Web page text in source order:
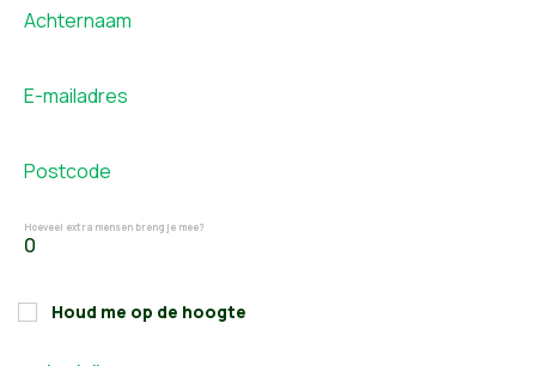
Achternaam
E-mailadres
Postcode
Hoeveel extra mensen breng je mee?
Houd me op de hoogte